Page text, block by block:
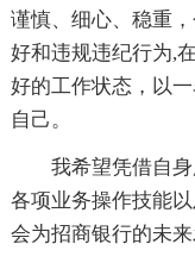
谨慎、细心、稳重
好和违规违纪行为,
好的工作状态，以
自己。
我希望凭借自
各项业务操作技能
会为招商银行的未来